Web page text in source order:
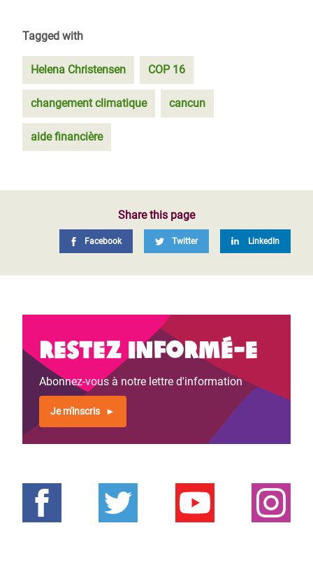
Tagged with
Helena Christensen COP 16
changement climatique cancun
aide financière
Share this page
Facebook Twitter LinkedIn
Restez informé-e
Abonnez-vous à notre lettre d'information
Je m'inscris